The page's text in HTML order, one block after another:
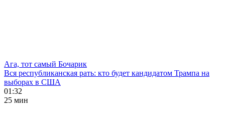
Ага, тот самый Бочарик
Вся республиканская рать: кто будет кандидатом Трампа на
выборах в США
01:32
25 мин